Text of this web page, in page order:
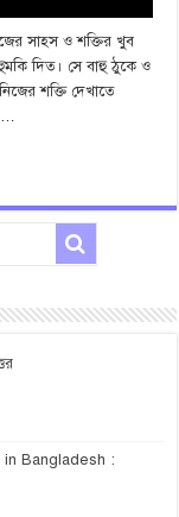
সাহস ও শক্তির খুব
দিত। সে বাহু ঠুকে ও
শক্তি দেখাতে
…
Bangladesh :